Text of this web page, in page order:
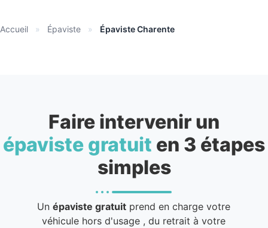
Accueil » Épaviste » Épaviste Charente
Faire intervenir un
épaviste gratuit en 3 étapes
simples
Unépaviste gratuit prend en charge votre
véhicule hors d'usage , du retrait à votre